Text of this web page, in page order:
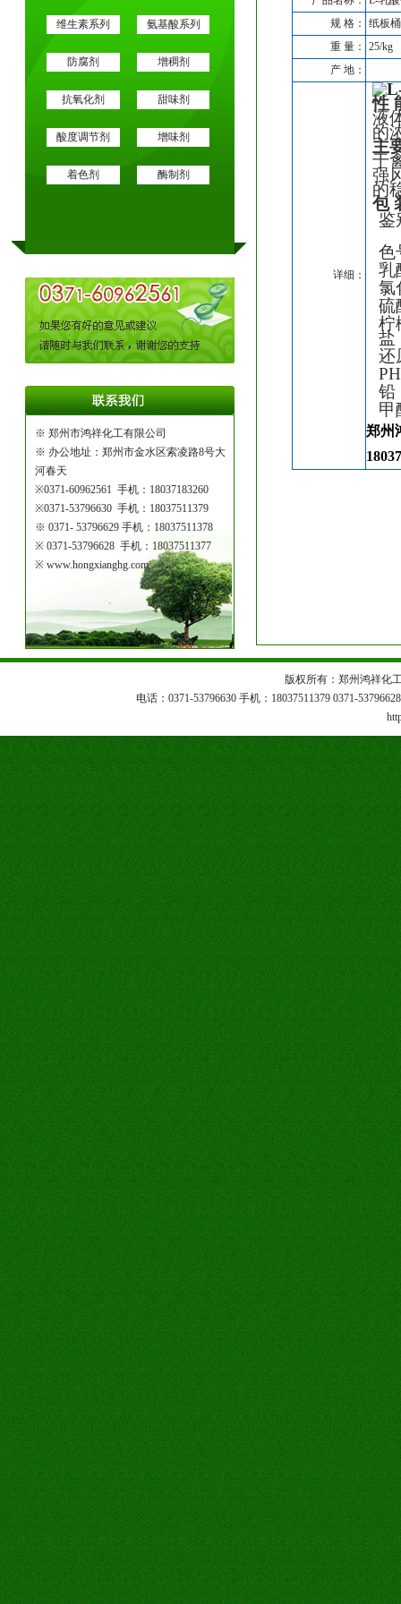
维生素系列 氨基酸系列
防腐剂 增稠剂
抗氧化剂 甜味剂
酸度调节剂 增味剂
着色剂 酶制剂
※ 郑州市鸿祥化工有限公司
※ 办公地址： 郑州市金水区索凌路8号大
河春天
※0371-60962561 手机：18037183260
※0371-53796630 手机：18037511379
※ 0371- 53796629 手机：18037511378
※ 0371-53796628 手机：18037511377
※ www.hongxianghg.com
规 格：
纸板桶
重 量：
25/kg
产 地：
详细：
性
液
的
主
于
强
的
包
鉴
色
乳
氯
硫
柠
盐
还
铅
甲
郑州
版权所有：郑州鸿祥化
电话：0371-53796630 手机：18037511379 0371-